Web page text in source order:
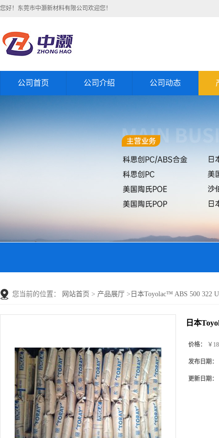
您好！东莞市中灏新材料有限公司欢迎您！
公司首页 公司介绍 公司动态
您当前的位置： 网站首页 > 产品展厅 > 日本Toyolac™ ABS 500 322
日本
价格： ￥
发布日期：
更新日期：